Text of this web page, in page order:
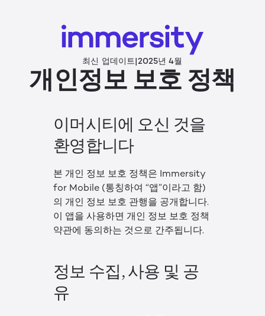
최신 업데이트|2025년 4월
개인정보 보호 정책
이머시티에 오신 것을
환영합니다
본 개인 정보 보호 정책은 Immersity
for Mobile (통칭하여 “앱”이라고 함)
의 개인 정보 보호 관행을 공개합니다.
이 앱을 사용하면 개인 정보 보호 정책
약관에 동의하는 것으로 간주됩니다.
정보 수집, 사용 및 공
유